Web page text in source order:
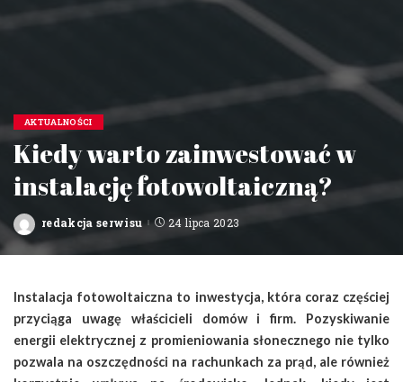
AKTUALNOŚCI
Kiedy warto zainwestować w
instalację fotowoltaiczną?
Posted
redakcja serwisu 24 lipca 2023
Instalacja fotowoltaiczna to inwestycja, która coraz częściej
przyciąga uwagę właścicieli domów i firm. Pozyskiwanie
energii elektrycznej z promieniowania słonecznego nie tylko
pozwala na oszczędności na rachunkach za prąd, ale również